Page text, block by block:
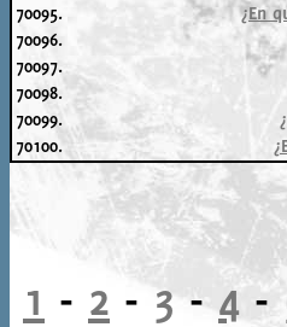
70095.
¿En
70096.
70097.
70098.
70099.
70100.
1 - 2 -3- 4 -